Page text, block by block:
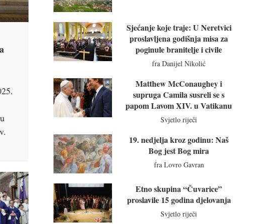
Sjećanje koje traje: U Neretvici
proslavljena godišnja misa za
poginule branitelje i civile
fra Danijel Nikolić
Matthew McConaughey i
supruga Camila susreli se s
papom Lavom XIV. u Vatikanu
Svjetlo riječi
19. nedjelja kroz godinu: Naš
Bog jest Bog mira
fra Lovro Gavran
Etno skupina “Čuvarice”
proslavile 15 godina djelovanja
Svjetlo riječi